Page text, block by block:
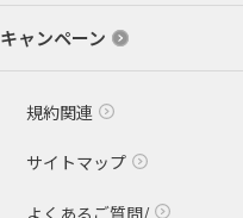
キャンペーン
規約関連
サイトマップ
よくあるご質問/